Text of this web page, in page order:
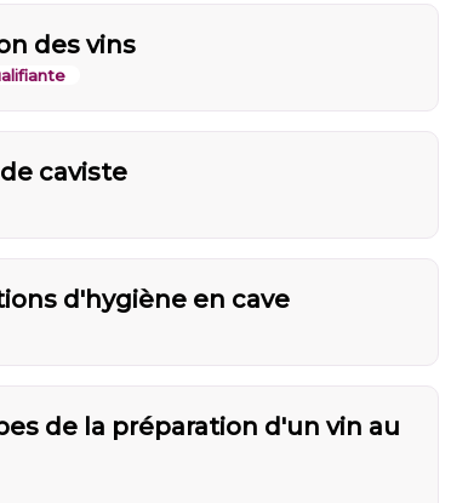
des vins
caviste
d'hygiène en cave
de la préparation d'un vin au